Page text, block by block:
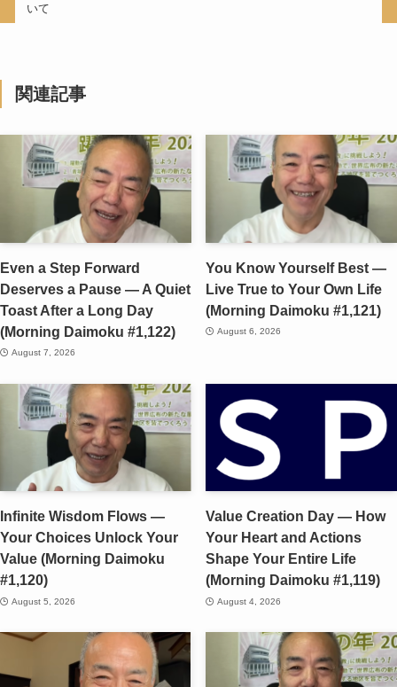
いて
関連記事
Even a Step Forward
Deserves a Pause — A Quiet
Toast After a Long Day
(Morning Daimoku #1,122)
August 7, 2026
You Know Yourself Best —
Live True to Your Own Life
(Morning Daimoku #1,121)
August 6, 2026
Infinite Wisdom Flows —
Your Choices Unlock Your
Value (Morning Daimoku
#1,120)
August 5, 2026
Value Creation Day — How
Your Heart and Actions
Shape Your Entire Life
(Morning Daimoku #1,119)
August 4, 2026